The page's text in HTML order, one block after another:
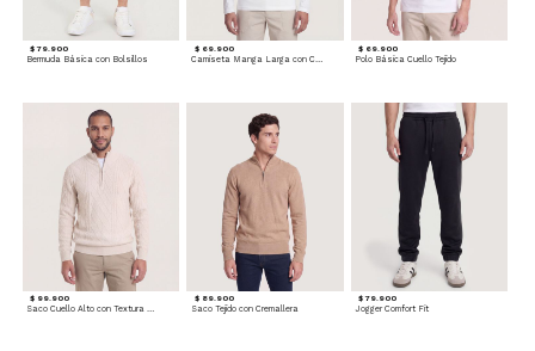
$ 79.900
Bermuda Básica con Bolsillos
$ 69.900 $ 69.900
Polo Básica Cuello Tejido
$ 99.900
Saco Cuello Alto con Textura Trenzada
$ 89.900
Saco Tejido con Cremallera
$ 79.900
Jogger Comfort Fit